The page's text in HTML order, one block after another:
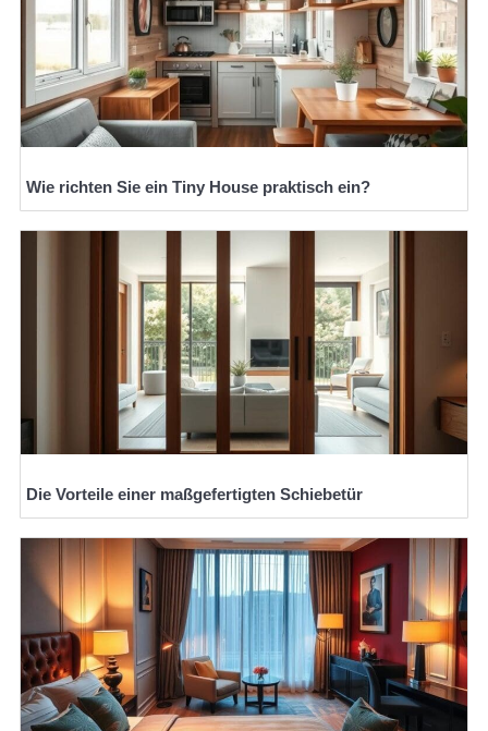
Wie richten Sie ein Tiny House praktisch ein?
Die Vorteile einer maßgefertigten Schiebetür